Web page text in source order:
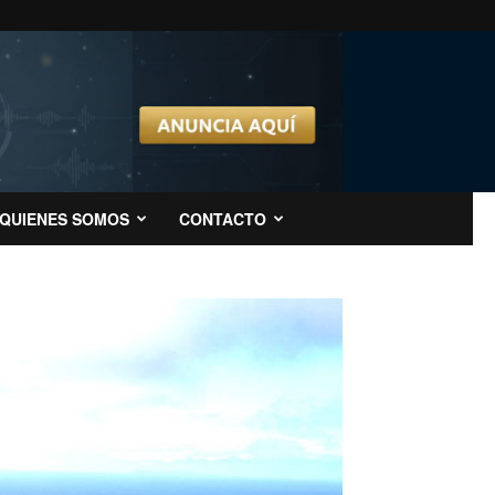
QUIENES SOMOS CONTACTO